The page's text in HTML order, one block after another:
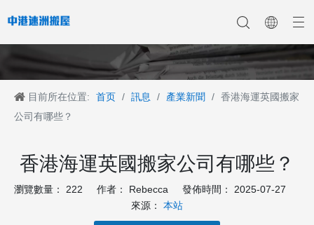
目前所在位置: 首页 / 訊息 / 產業新聞 / 香港海運英國搬家
公司有哪些？
香港海運英國搬家公司有哪些？
瀏覽數量： 222 作者： Rebecca 發佈時間： 2025-07-27
來源： 本站